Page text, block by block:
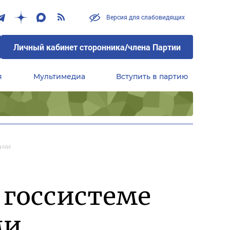
Версия для слабовидящих
Личный кабинет сторонника/члена Партии
Мультимедиа Вступить в партию